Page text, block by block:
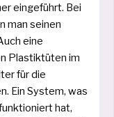
ein­ge­führt. Bei
man sei­nen
eine
Plastiktüten im
für die
Ein System, was
hat,